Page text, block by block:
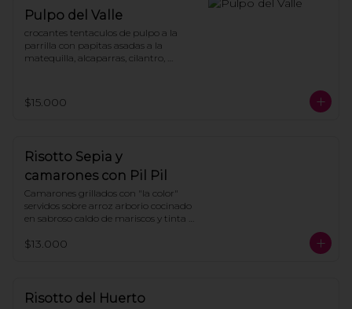
Pulpo del Valle
crocantes tentaculos de pulpo a la
parrilla con papitas asadas a la
matequilla, alcaparras, cilantro,
pimientos.
$15.000
Risotto Sepia y
camarones con Pil Pil
Camarones grillados con "la color"
servidos sobre arroz arborio cocinado
en sabroso caldo de mariscos y tinta
salsa de pil pil con gotas de aceite de
$13.000
Risotto del Huerto